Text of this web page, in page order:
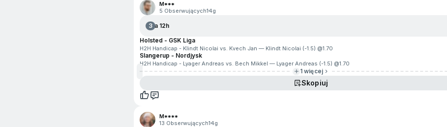
M***
5 Obserwujących14g
3Za 12h
Holsted - GSK Liga
H2H Handicap - Klindt Nicolai vs. Kvech Jan — Klindt Nicolai (-1.5) @1.70
Slangerup - Nordjysk
H2H Handicap - Lyager Andreas vs. Bech Mikkel — Lyager Andreas (-1.5) @1.70
1 więcej
Skopiuj
M****
13 Obserwujących14g